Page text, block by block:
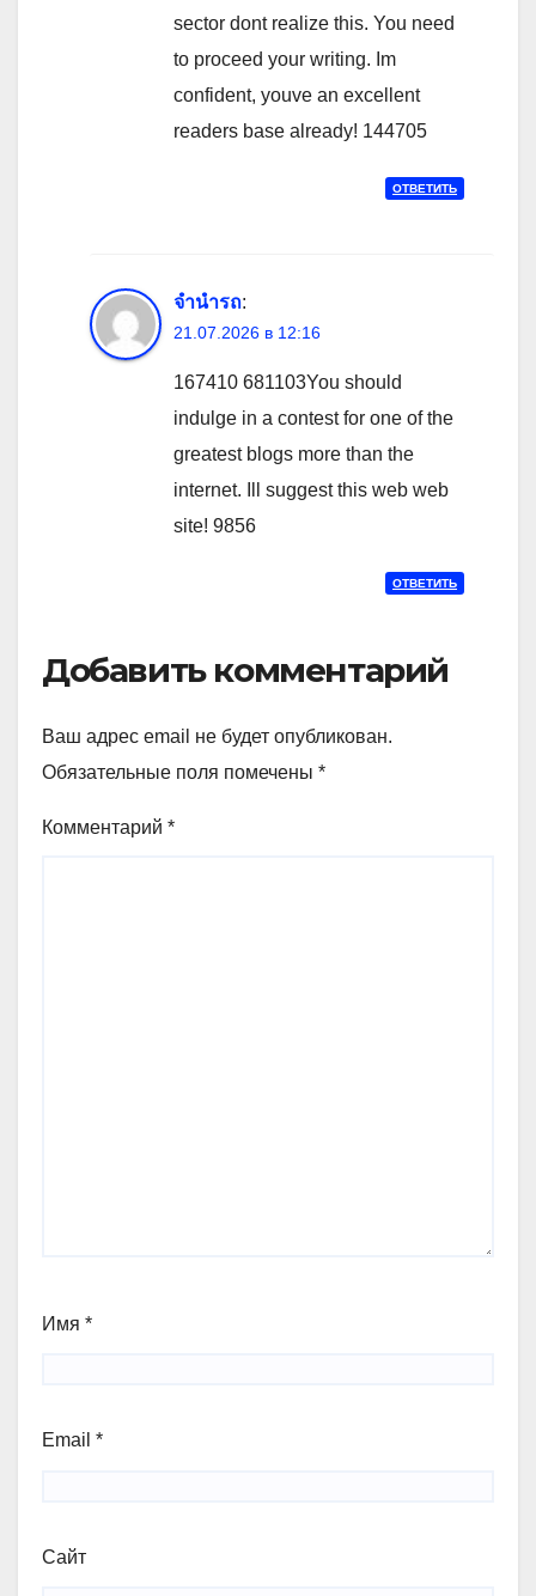
sector dont realize this. You need
to proceed your writing. Im
confident, youve an excellent
readers base already! 144705
ОТВЕТИТЬ
จำนำรถ:
21.07.2026 в 12:16
167410 681103You should
indulge in a contest for one of the
greatest blogs more than the
internet. Ill suggest this web web
site! 9856
ОТВЕТИТЬ
Добавить комментарий
Ваш адрес email не будет опубликован.
Обязательные поля помечены *
Комментарий *
Имя *
Email *
Сайт